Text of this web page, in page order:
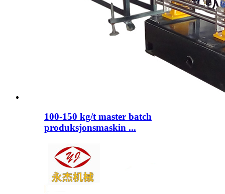
100-150 kg/t master batch
produksjonsmaskin ...